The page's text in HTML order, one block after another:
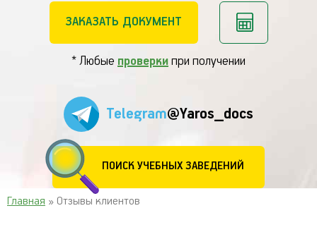
ЗАКАЗАТЬ ДОКУМЕНТ
* Любые проверки при получении
Telegram@Yaros_docs
ПОИСК УЧЕБНЫХ ЗАВЕДЕНИЙ
Главная » Отзывы клиентов